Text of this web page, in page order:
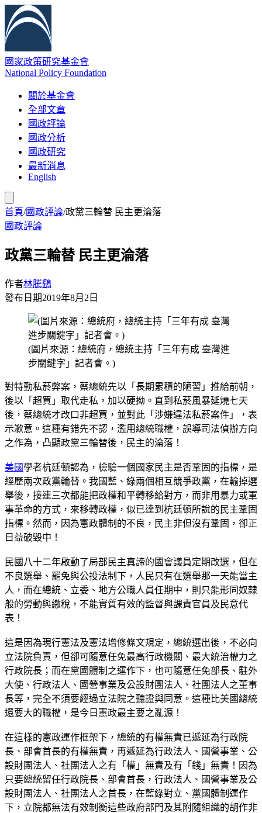
國家政策研究基金會
National Policy Foundation
關於基金會
全部文章
國政評論
國政分析
國政研究
最新消息
English
首頁/國政評論/政黨三輪替 民主更淪落
國政評論
政黨三輪替 民主更淪落
作者林騰鷂
發布日期2019年8月2日
(圖片來源：總統府，總統主持「三年有成 臺灣進
步關鍵字」記者會。)
對特勤私菸弊案，蔡總統先以「長期累積的陋習」推給前朝，
後以「超買」取代走私，加以硬拗。直到私菸風暴延燒七天
後，蔡總統才改口非超買，並對此「涉嫌違法私菸案件」，表
示歉意。這種有錯先不認，濫用總統職權，誤導司法偵辦方向
之作為，凸顯政黨三輪替後，民主的淪落！
美國學者杭廷頓認為，檢驗一個國家民主是否鞏固的指標，是
經歷兩次政黨輪替。我國藍、綠兩個相互競爭政黨，在輸掉選
舉後，接連三次都能把政權和平轉移給對方，而非用暴力或軍
事革命的方式，來移轉政權，似已達到杭廷頓所說的民主鞏固
指標。然而，因為憲政體制的不良，民主非但沒有鞏固，卻正
日益破毀中！
民國八十二年啟動了局部民主真諦的國會議員定期改選，但在
不良選舉、罷免與公投法制下，人民只有在選舉那一天能當主
人，而在總統、立委、地方公職人員任期中，則只能形同奴隸
般的勞動與繳稅，不能實質有效的監督與課責官員及民意代
表！
這是因為現行憲法及憲法增修條文規定，總統選出後，不必向
立法院負責，但卻可隨意任免最高行政機關、最大統治權力之
行政院長；而在黨國體制之運作下，也可隨意任免部長、駐外
大使、行政法人、國營事業及公設財團法人、社團法人之董事
長等，完全不須要經過立法院之聽證與同意。這種比美國總統
還要大的職權，是今日憲政最主要之亂源！
在這樣的憲政運作框架下，總統的有權無責已遞延為行政院
長、部會首長的有權無責，再遞延為行政法人、國營事業、公
設財團法人、社團法人之有「權」無責及有「錢」無責！因為
只要總統留任行政院長、部會首長，行政法人、國營事業及公
設財團法人、社團法人之首長，在藍綠對立、黨國體制運作
下，立院都無法有效制衡這些政府部門及其附隨組織的胡作非